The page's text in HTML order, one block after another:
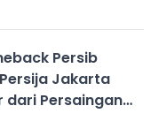
Persib
Jakarta
dari Persaingan
League